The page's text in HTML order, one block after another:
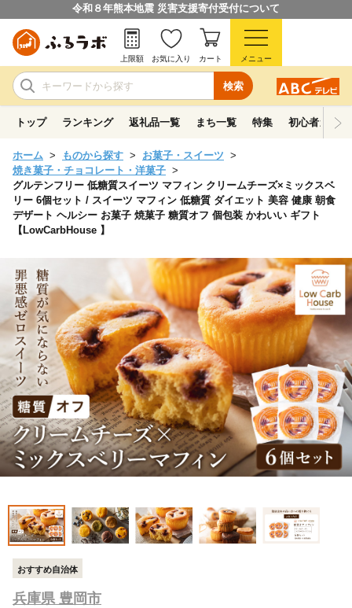
令和８年熊本地震 災害支援寄付受付について
検索
上限額 お気に入り カート メニュー
トップ ランキング 返礼品一覧 まち一覧 特集 初心者ガイド
ホーム ものから探す
お菓子・スイーツ
焼き菓子・チョコレート・洋菓子
グルテンフリー 低糖質スイーツ マフィン クリームチーズ×ミックスベ
リー 6個セット / スイーツ マフィン 低糖質 ダイエット 美容 健康 朝食
デザート ヘルシー お菓子 焼菓子 糖質オフ 個包装 かわいい ギフト
【LowCarbHouse 】
おすすめ自治体
兵庫県 豊岡市